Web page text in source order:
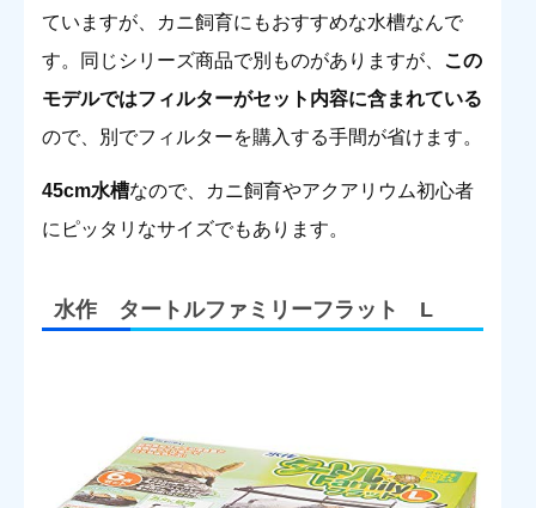
ていますが、カニ飼育にもおすすめな水槽なんで
す。同じシリーズ商品で別ものがありますが、
この
モデルではフィルターがセット内容に含まれている
ので、別でフィルターを購入する手間が省けます。
45cm水槽なので、カニ飼育やアクアリウム初心者
にピッタリなサイズでもあります。
水作 タートルファミリーフラット L